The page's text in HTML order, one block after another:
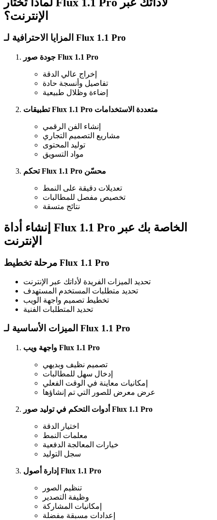
الإنترنت؟
المزايا الاحترافية لـ Flux 1.1 Pro
جودة صور Flux 1.1 Pro
إخراج عالي الدقة
تفاصيل وأنسجة حادة
إضاءة وظلال طبيعية
تطبيقات Flux 1.1 Pro متعددة الاستخدامات
إنشاء الفن الرقمي
مشاريع التصميم التجاري
توليد المحتوى
مواد التسويق
تحكم Flux 1.1 Pro محسّن
تعديلات دقيقة على النمط
تخصيص مفصل للمطالبات
نتائج متسقة
إنشاء أداة Flux 1.1 Pro الخاصة بك عبر
الإنترنت
مرحلة تخطيط Flux 1.1 Pro
تحديد الميزات الفريدة لأداتك عبر الإنترنت
تحديد متطلبات المستخدم المستهدف
تخطيط تصميم واجهة الويب
تحديد المتطلبات الفنية
الميزات الأساسية لـ Flux 1.1 Pro
واجهة ويب Flux 1.1 Pro
تصميم نظيف وبديهي
إدخال سهل للمطالبات
إمكانيات معاينة في الوقت الفعلي
عرض معرض للصور التي تم إنشاؤها
أدوات التحكم في توليد صور Flux 1.1 Pro
اختيار الدقة
معلمات النمط
خيارات المعالجة الدفعية
سجل التوليد
إدارة أصول Flux 1.1 Pro
تنظيم الصور
وظيفة التصدير
إمكانيات المشاركة
إعدادات مسبقة مفضلة